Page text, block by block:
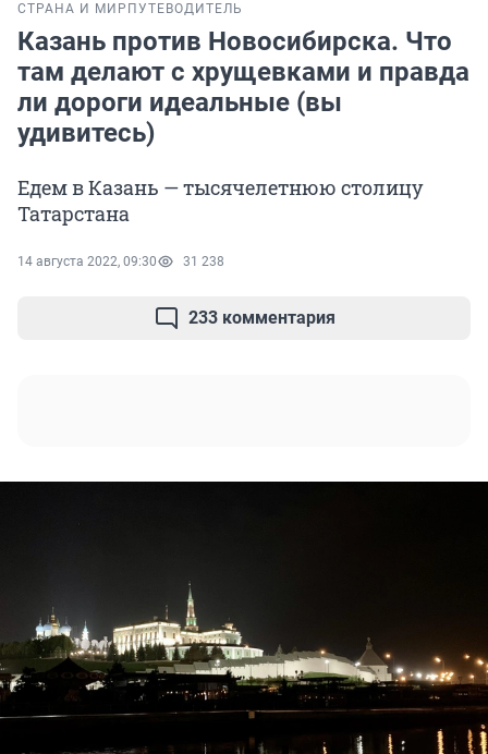
СТРАНА И МИР ПУТЕВОДИТЕЛЬ
Казань против Новосибирска. Что
там делают с хрущевками и правда
ли дороги идеальные (вы
удивитесь)
Едем в Казань — тысячелетнюю столицу
Татарстана
14 августа 2022, 09:30 31 238
233 комментария